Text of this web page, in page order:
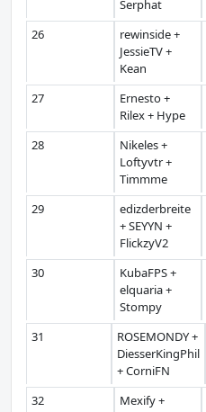
Serphat
26
rewinside +
JessieTV +
Kean
27
Ernesto +
Rilex + Hype
28
Nikeles +
Loftyvtr +
Timmme
29
edizderbreite
+ SEYYN +
FlickzyV2
30
KubaFPS +
elquaria +
Stompy
31
ROSEMONDY +
DiesserKingPhil
+ CorniFN
32
Mexify +